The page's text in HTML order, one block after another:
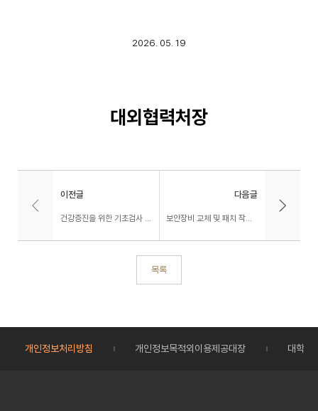
2026. 05. 19
대외협력처장
이전글
건강증진을 위한 기초검사 시행 안내 (교내 보건진료센터)
다음글
보안장비 교체 및 패치 작업 안내(2026.07.19.(일) 08:00~20:00)
목록
개인정보처리방침 개인정보목적외이용제공대장 대학정